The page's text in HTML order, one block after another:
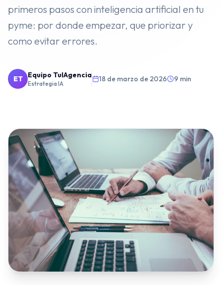
⭐️Agentes de IA
Embudos de Venta
Diseño y Desarrollo Web
SECTORES
Inmobiliarias Restaurantes y Hostelería
Clínicas Dentales Gimnasios y Fitness
Talleres y Concesionarios Estética y Wellness
primeros pasos con inteligencia artificial en tu
pyme: por donde empezar, que priorizar y
como evitar errores.
ET Equipo TuIAgencia
Estrategia IA
18 de marzo de 2026 9 min